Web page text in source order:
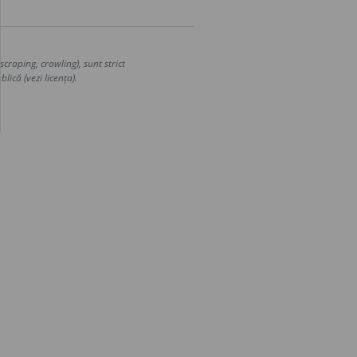
crawling), sunt strict
(vezi licența).